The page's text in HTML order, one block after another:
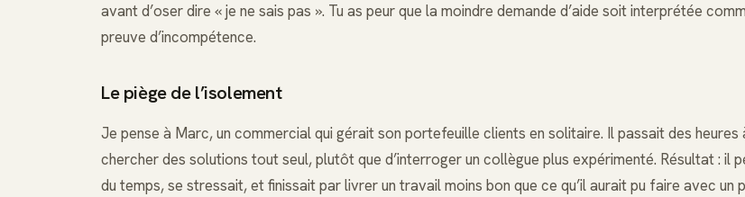
avant d’oser dire « je ne sais pas ». Tu as peur que la moindre demande d’aide soit interprétée
preuve d’incompétence.
Le piège de l’isolement
Je pense à Marc, un commercial qui gérait son portefeuille clients en solitaire. Il passait des heures
chercher des solutions tout seul, plutôt que d’interroger un collègue plus expérimenté. Résultat : il
du temps, se stressait, et finissait par livrer un travail moins bon que ce qu’il aurait pu faire avec un